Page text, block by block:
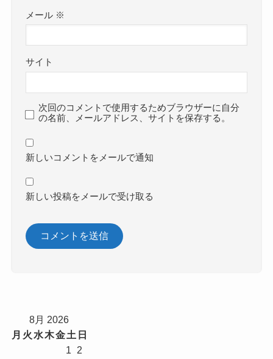
メール ※
サイト
次回のコメントで使用するためブラウザーに自分
の名前、メールアドレス、サイトを保存する。
新しいコメントをメールで通知
新しい投稿をメールで受け取る
8月 2026
月 火 水木金土 日
1
2